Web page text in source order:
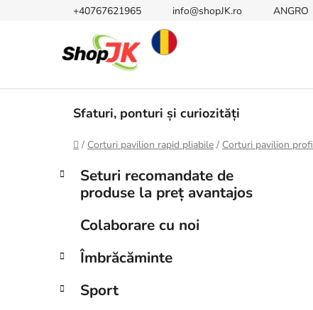
+40767621965 info@shopJK.ro ANGRO
Sfaturi, ponturi și curiozități
Acasă
/ Corturi pavilion rapid pliabile / Corturi pavilion profi
B
a
e
peste
categorii
C
a
r
i
Seturi recomandate de
produse la preț avantajos
Colaborare cu noi
Îmbrăcăminte
Sport